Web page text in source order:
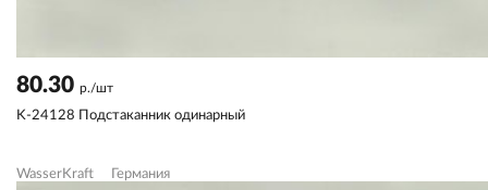
80.30 р./шт
K-24128 Подстаканник одинарный
WasserKraft Германия